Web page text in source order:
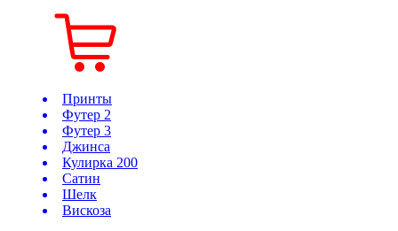
Принты
Футер 2
Футер 3
Джинса
Кулирка 200
Сатин
Шелк
Вискоза